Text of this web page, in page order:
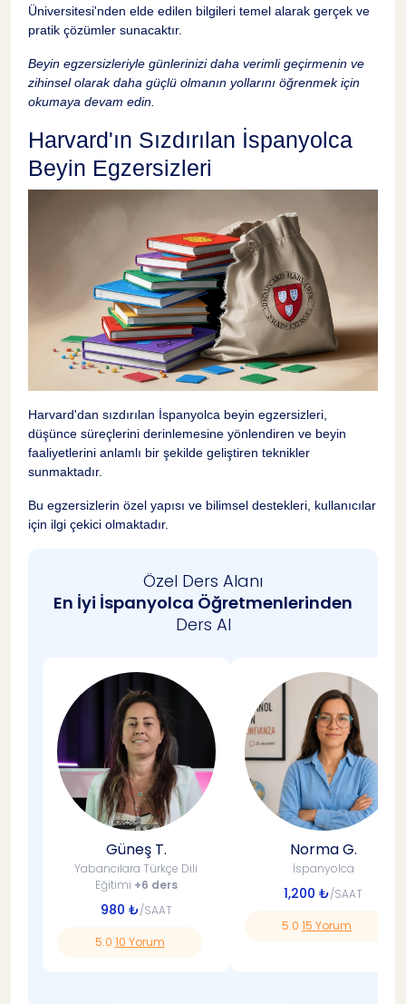
14
Uygulanabilir Beyin Egzersizleri ile İspanyolca
Öğrenme
15 Örnek Egzersizler ve Aktiviteler
16 Kişiselleştirilmiş Öğrenme Planı Oluşturma
17
İspanyolca Öğrenirken Bilimsel Yaklaşımın
Motivasyon ve Başarı İlişkisi
Kaynak ve Materyal Seçimi
20
İspanyolca Öğrenmenin Başka Bir Sırrı: Özel
Ders Alanı ile Tanışın
21 Sıkça Sorulan Sorular
22
Harvard Üniversitesi tarafından geliştirilen
beyin egzersizlerinin faydaları nelerdir?
23
Harvard'ın İspanyolca beyin egzersizlerini
yaparak hangi zihinsel beceriler
Harvard beyin egzersizleri nasıl düzenli bir
rutin haline getirilebilir?
Bu tür beyin egzersizleri ne kadar sürede
zihinsel gelişme sağlayabilir?
27
Harvard beyin egzersizlerini sızdırdığı iddia
edilen kaynaklar güvenilir mi?
Tahmini 13 dakikalık okuma
Üniversitesi'nden elde edilen bilgileri temel alarak gerçek ve
pratik çözümler sunacaktır.
Beyin egzersizleriyle günlerinizi daha verimli geçirmenin ve
zihinsel olarak daha güçlü olmanın yollarını öğrenmek için
okumaya devam edin.
Harvard'ın Sızdırılan İspanyolca
Beyin Egzersizleri
Harvard'dan sızdırılan İspanyolca beyin egzersizleri,
düşünce süreçlerini derinlemesine yönlendiren ve beyin
faaliyetlerini anlamlı bir şekilde geliştiren teknikler
sunmaktadır.
Bu egzersizlerin özel yapısı ve bilimsel destekleri, kullanıcılar
için ilgi çekici olmaktadır.
Özel Ders Alanı
En İyi İspanyolca Öğretmenlerinden
Ders Al
Güneş T.
Yabancılara Türkçe Dili
Eğitimi +6 ders
980 ₺/SAAT
5.0 10 Yorum
Norma G.
İspanyolca
1,200 ₺/SAAT
5.0 15 Yorum